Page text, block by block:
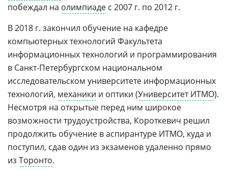
побеждал на олимпиаде с 2007 г. по 2012 г.
В 2018 г. закончил обучение на кафедре
компьютерных технологий Факультета
информационных технологий и программирования
в Санкт-Петербургском национальном
исследовательском университете информационных
технологий, механики и оптики (Университет ИТМО).
Несмотря на открытые перед ним широкое
возможности трудоустройства, Короткевич решил
продолжить обучение в аспирантуре ИТМО, куда и
поступил, сдав один из экзаменов удаленно прямо
из Торонто.